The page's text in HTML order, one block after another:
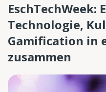
EschTechWeek:
Technologie,
Gamification in
zusammen